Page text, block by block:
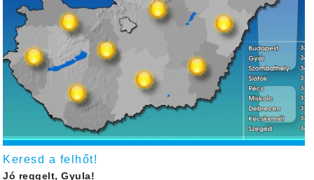
Keresd a felhőt!
Jó reggelt, Gyula!